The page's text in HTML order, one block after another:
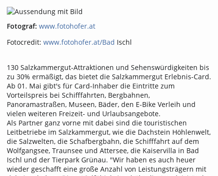
Fotograf: www.fotohofer.at
Fotocredit: www.fotohofer.at/Bad Ischl
130 Salzkammergut-Attraktionen und Sehenswürdigkeiten bis
zu 30% ermäßigt, das bietet die Salzkammergut Erlebnis-Card.
Ab 01. Mai gibt's für Card-Inhaber die Eintritte zum
Vorteilspreis bei Schifffahrten, Bergbahnen,
Panoramastraßen, Museen, Bäder, den E-Bike Verleih und
vielen weiteren Freizeit- und Urlaubsangebote.
Als Partner ganz vorne mit dabei sind die touristischen
Leitbetriebe im Salzkammergut, wie die Dachstein Höhlenwelt,
die Salzwelten, die Schafbergbahn, die Schifffahrt auf dem
Wolfgangsee, Traunsee und Attersee, die Kaiservilla in Bad
Ischl und der Tierpark Grünau. "Wir haben es auch heuer
wieder geschafft eine große Anzahl von Leistungsträgern mit